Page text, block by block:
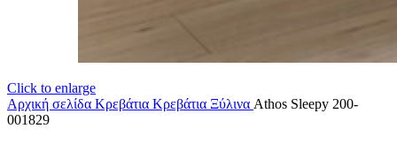
Click to enlarge
Αρχική σελίδα Κρεβάτια Κρεβάτια Ξύλινα Athos Sleepy 200-
001829